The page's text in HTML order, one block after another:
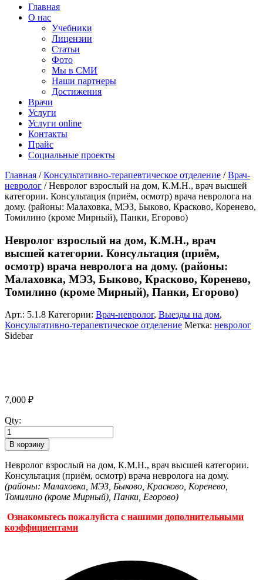
Главная
О нас
Учебники
Лицензии
Статьи
Фото
Мы в СМИ
Наши партнеры
Достижения
Врачи
Услуги
Услуги online
Контакты
Прайс
Социальные проекты
Главная /Консультативно-терапевтическое отделение /Врач-
невролог / Невролог взрослый на дом, К.М.Н., врач высшей
категории. Консультация (приём, осмотр) врача невролога на
дому. (районы: Малаховка, МЭЗ, Быково, Красково, Коренево,
Томилино (кроме Мирный), Панки, Егорово)
Невролог взрослый на дом, К.М.Н., врач
высшей категории. Консультация (приём,
осмотр) врача невролога на дому. (районы:
Малаховка, МЭЗ, Быково, Красково, Коренево,
Томилино (кроме Мирный), Панки, Егорово)
Арт.: 5.1.8 Категории: Врач-невролог, Выезды на дом,
Консультативно-терапевтическое отделение Метка: невролог
Sidebar
7,000 ₽
Qty:
В корзину
Невролог взрослый на дом, К.М.Н., врач высшей категории.
Консультация (приём, осмотр) врача невролога на дому.
(районы: Малаховка, МЭЗ, Быково, Красково, Коренево,
Томилино (кроме Мирный), Панки, Егорово)
Ознакомьтесь пожалуйста с нашими дополнительными
коэффициентами